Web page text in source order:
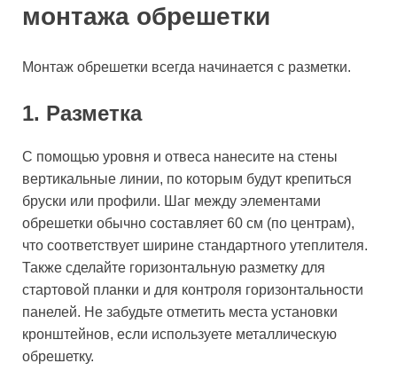
монтажа обрешетки
Монтаж обрешетки всегда начинается с разметки.
1. Разметка
С помощью уровня и отвеса нанесите на стены
вертикальные линии, по которым будут крепиться
бруски или профили. Шаг между элементами
обрешетки обычно составляет 60 см (по центрам),
что соответствует ширине стандартного утеплителя.
Также сделайте горизонтальную разметку для
стартовой планки и для контроля горизонтальности
панелей. Не забудьте отметить места установки
кронштейнов, если используете металлическую
обрешетку.